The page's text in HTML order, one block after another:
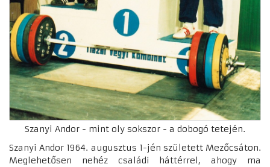
Szanyi Andor - mint oly sokszor - a dobogó tetején.
Szanyi Andor 1964. augusztus 1-jén született Mezőcsáton.
Meglehetősen nehéz családi háttérrel, ahogy ma